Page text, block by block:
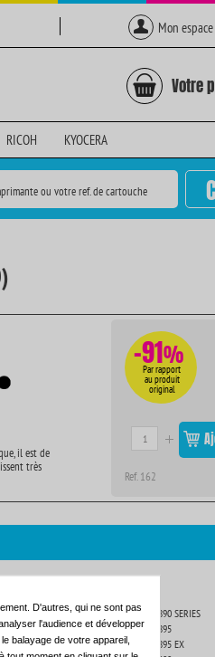
Mon
Votre
RICOH KYOCERA
ou votre ref. de cartouche
il est de
très
-91%
Par rapport
au produit
original
Ref. 162
EPSON STYLUS PHOTO 890 SERIES
EPSON STYLUS PHOTO 895
EPSON STYLUS PHOTO 895 EX
D'autres, qui ne sont pas
l'audience et développer
balayage de votre appareil,